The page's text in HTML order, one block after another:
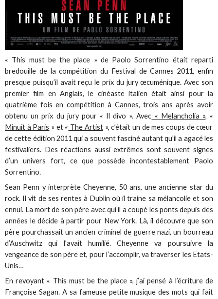
« This must be the place » de Paolo Sorrentino était reparti
bredouille de la compétition du Festival de Cannes 2011, enfin
presque puisqu’il avait reçu le prix du jury œcuménique. Avec son
premier film en Anglais, le cinéaste italien était ainsi pour la
quatrième fois en compétition à Cannes, trois ans après avoir
obtenu un prix du jury pour « Il divo ». Avec « Melancholia », «
Minuit à Paris » et « The Artist», c’était un de mes coups de cœur
de cette édition 2011 qui a souvent fasciné autant qu’il a agacé les
festivaliers. Des réactions aussi extrêmes sont souvent signes
d’un univers fort, ce que possède incontestablement Paolo
Sorrentino.
Sean Penn y interprète Cheyenne, 50 ans, une ancienne star du
rock. Il vit de ses rentes à Dublin où il traine sa mélancolie et son
ennui. La mort de son père avec qui il a coupé les ponts depuis des
années le décide à partir pour New York. Là, il découvre que son
père pourchassait un ancien criminel de guerre nazi, un bourreau
d’Auschwitz qui l’avait humilié. Cheyenne va poursuivre la
vengeance de son père et, pour l’accomplir, va traverser les Etats-
Unis…
En revoyant « This must be the place », j’ai pensé à l’écriture de
Françoise Sagan. A sa fameuse petite musique des mots qui fait